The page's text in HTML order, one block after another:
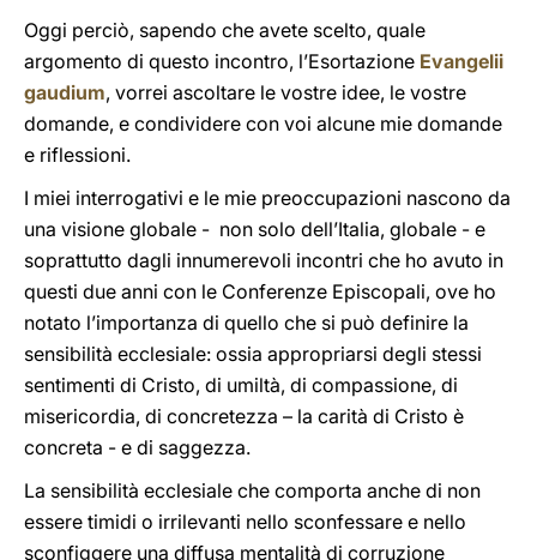
Oggi perciò, sapendo che avete scelto, quale
argomento di questo incontro, l’Esortazione Evangelii
gaudium, vorrei ascoltare le vostre idee, le vostre
domande, e condividere con voi alcune mie domande
e riflessioni.
I miei interrogativi e le mie preoccupazioni nascono da
una visione globale - non solo dell’Italia, globale - e
soprattutto dagli innumerevoli incontri che ho avuto in
questi due anni con le Conferenze Episcopali, ove ho
notato l’importanza di quello che si può definire la
sensibilità ecclesiale: ossia appropriarsi degli stessi
sentimenti di Cristo, di umiltà, di compassione, di
misericordia, di concretezza – la carità di Cristo è
concreta - e di saggezza.
La sensibilità ecclesiale che comporta anche di non
essere timidi o irrilevanti nello sconfessare e nello
sconfiggere una diffusa mentalità di corruzione